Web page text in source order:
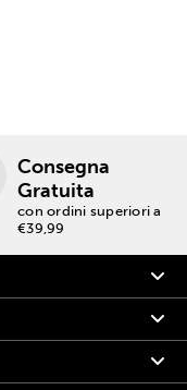
Consegna
Gratuita
con ordini superiori a
€39,99